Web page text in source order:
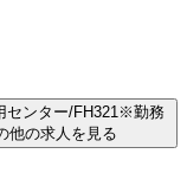
センター/FH321※勤務
他の求人を見る